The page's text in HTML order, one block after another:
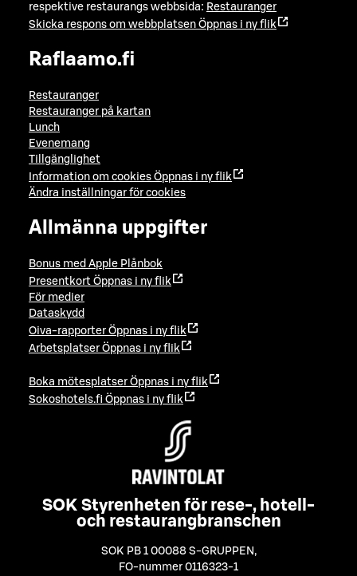
respektive restaurangs webbsida: Restauranger
Skicka respons om webbplatsen Öppnas i ny flik
Raflaamo.fi
Restauranger
Restauranger på kartan
Lunch
Evenemang
Tillgänglighet
Information om cookies Öppnas i ny flik
Ändra inställningar för cookies
Allmänna uppgifter
Bonus med Apple Plånbok
Presentkort Öppnas i ny flik
För medier
Dataskydd
Oiva-rapporter Öppnas i ny flik
Arbetsplatser Öppnas i ny flik
Boka mötesplatser Öppnas i ny flik
Sokoshotels.fi Öppnas i ny flik
SOK Styrenheten för rese-, hotell-
och restaurangbranschen
SOK PB 1 00088 S-GRUPPEN ,
FO-nummer 0116323-1